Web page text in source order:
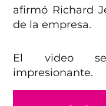
afirmó Richard
de la empresa.
El video se
impresionante.